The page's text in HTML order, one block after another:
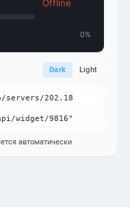
Dark Light
автоматически